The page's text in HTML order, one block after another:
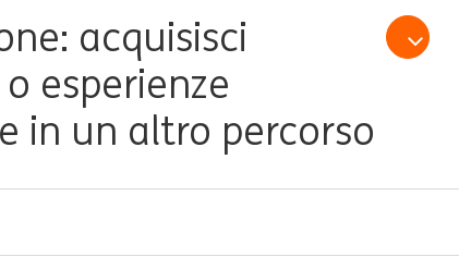
acquisisci
esperienze
in un altro percorso
Open /